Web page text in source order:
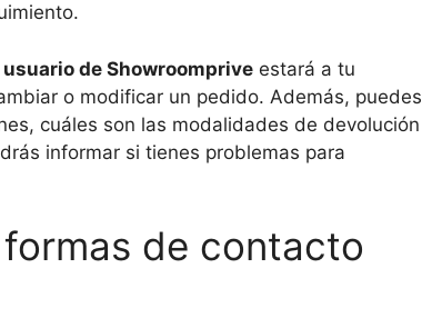
de Showroomprive estará a tu
o modificar un pedido. Además, puedes
cuáles son las modalidades de devolución
informar si tienes problemas para
de contacto